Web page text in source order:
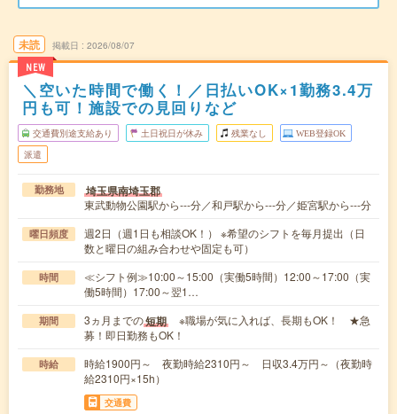
未読
NEW
掲載日 2026/08/07
＼空いた時間で働く！／日払いOK×1勤務3.4万
円も可！施設での見回りなど
交通費別途支給あり 土日祝日が休み 残業なし WEB登録OK
派遣
勤務地 埼玉県南埼玉郡
東武動物公園駅から---分／和戸駅から---分／姫宮駅から---分
曜日頻度
週2日（週1日も相談OK！） ※希望のシフトを毎月提出（日
数と曜日の組み合わせや固定も可）
時間
≪シフト例≫10:00～15:00（実働5時間）12:00～17:00（実
働5時間）17:00～翌1…
期間 3ヵ月までの短期
※職場が気に入れば、長期もOK！ ★急
募！即日勤務もOK！
時給
時給1900円～ 夜勤時給2310円～ 日収3.4万円～（夜勤時
給2310円×15h）
交通費